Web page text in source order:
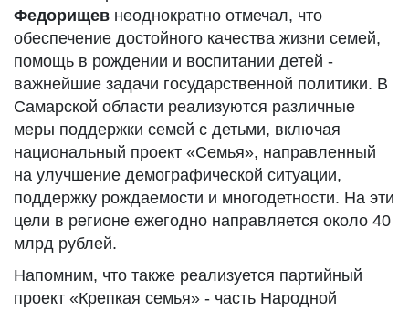
Федорищев неоднократно отмечал, что
обеспечение достойного качества жизни семей,
помощь в рождении и воспитании детей -
важнейшие задачи государственной политики. В
Самарской области реализуются различные
меры поддержки семей с детьми, включая
национальный проект «Семья», направленный
на улучшение демографической ситуации,
поддержку рождаемости и многодетности. На эти
цели в регионе ежегодно направляется около 40
млрд рублей.
Напомним, что также реализуется партийный
проект «Крепкая семья» - часть Народной